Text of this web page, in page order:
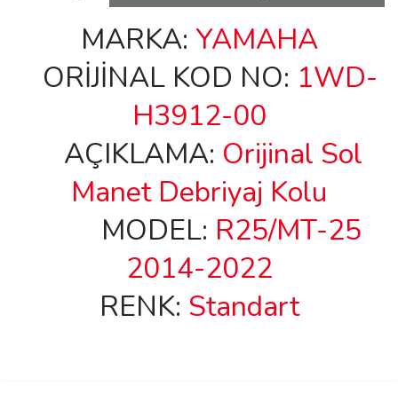
MARKA: YAMAHA
ORİJİNAL KOD NO: 1WD-
H3912-00
AÇIKLAMA: Orijinal Sol
Manet Debriyaj Kolu
MODEL: R25/MT-25
2014-2022
RENK: Standart